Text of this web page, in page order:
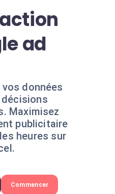
ad
données
Maximisez
publicitaire
heures sur
Commencer